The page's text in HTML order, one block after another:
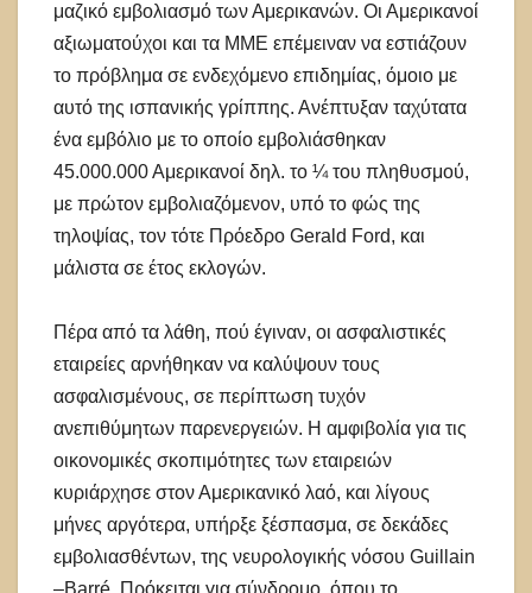
μαζικό εμβολιασμό των Αμερικανών. Οι Αμερικανοί
αξιωματούχοι και τα ΜΜΕ επέμειναν να εστιάζουν
το πρόβλημα σε ενδεχόμενο επιδημίας, όμοιο με
αυτό της ισπανικής γρίππης. Ανέπτυξαν ταχύτατα
ένα εμβόλιο με το οποίο εμβολιάσθηκαν
45.000.000 Αμερικανοί δηλ. το ¼ του πληθυσμού,
με πρώτον εμβολιαζόμενον, υπό το φώς της
τηλοψίας, τον τότε Πρόεδρο Gerald Ford, και
μάλιστα σε έτος εκλογών.
Πέρα από τα λάθη, πού έγιναν, οι ασφαλιστικές
εταιρείες αρνήθηκαν να καλύψουν τους
ασφαλισμένους, σε περίπτωση τυχόν
ανεπιθύμητων παρενεργειών. Η αμφιβολία για τις
οικονομικές σκοπιμότητες των εταιρειών
κυριάρχησε στον Αμερικανικό λαό, και λίγους
μήνες αργότερα, υπήρξε ξέσπασμα, σε δεκάδες
εμβολιασθέντων, της νευρολογικής νόσου Guillain